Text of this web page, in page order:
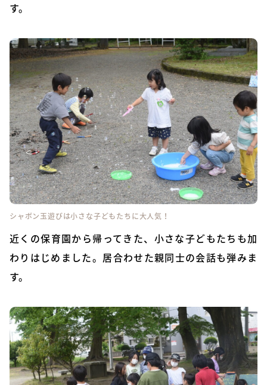
す。
シャボン玉遊びは小さな子どもたちに大人気！
近くの保育園から帰ってきた、小さな子どもたちも加
わりはじめました。居合わせた親同士の会話も弾みま
す。